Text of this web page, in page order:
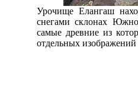
Урочище Елангаш
снегами склонах
самые древние из
отдельных изображений